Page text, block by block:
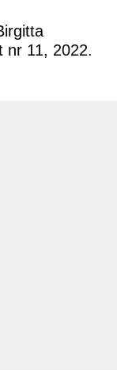
nr 11, 2022.